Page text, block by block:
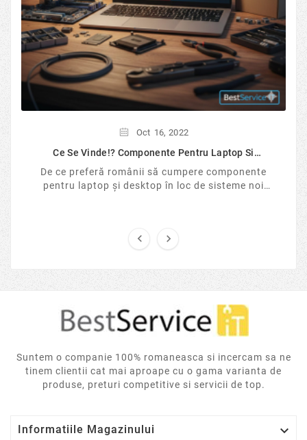
Oct 16, 2022
Ce Se Vinde!? Componente Pentru Laptop Si
De ce preferă românii să cumpere componente
pentru laptop și desktop în loc de sisteme noi
 
Suntem o companie 100% romaneasca si incercam sa ne
tinem clientii cat mai aproape cu o gama varianta de
produse, preturi competitive si servicii de top.
Informatiile Magazinului 